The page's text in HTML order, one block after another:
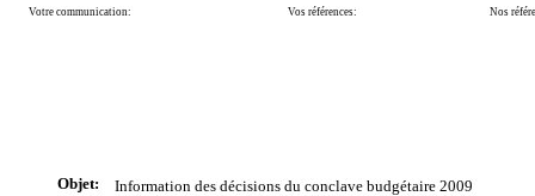
Votre communication: Vos références: Nos
Objet: Information des décisions du conclave budgétaire 2009